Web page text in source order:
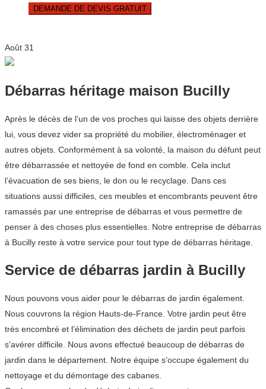
DEMANDE DE DEVIS GRATUIT
Août 31
Débarras héritage maison Bucilly
Après le décès de l’un de vos proches qui laisse des objets derrière
lui, vous devez vider sa propriété du mobilier, électroménager et
autres objets. Conformément à sa volonté, la maison du défunt peut
être débarrassée et nettoyée de fond en comble. Cela inclut
l’évacuation de ses biens, le don ou le recyclage. Dans ces
situations aussi difficiles, ces meubles et encombrants peuvent être
ramassés par une entreprise de débarras et vous permettre de
penser à des choses plus essentielles. Notre entreprise de débarras
à Bucilly reste à votre service pour tout type de débarras héritage.
Service de débarras jardin à Bucilly
Nous pouvons vous aider pour le débarras de jardin également.
Nous couvrons la région Hauts-de-France. Votre jardin peut être
très encombré et l’élimination des déchets de jardin peut parfois
s’avérer difficile. Nous avons effectué beaucoup de débarras de
jardin dans le département. Notre équipe s’occupe également du
nettoyage et du démontage des cabanes.